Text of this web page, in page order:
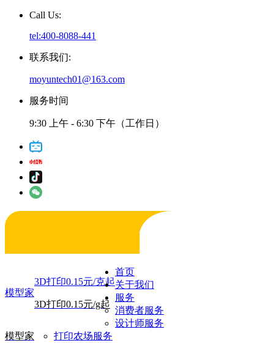
Call Us:
tel:400-8088-441
联系我们:
moyuntech01@163.com
服务时间
9:30 上午 - 6:30 下午（工作日）
模型家
模型家
3D打印0.15元/克起
3D打印0.15元/g起
首页
关于我们
服务
消费者服务
设计师服务
打印农场服务